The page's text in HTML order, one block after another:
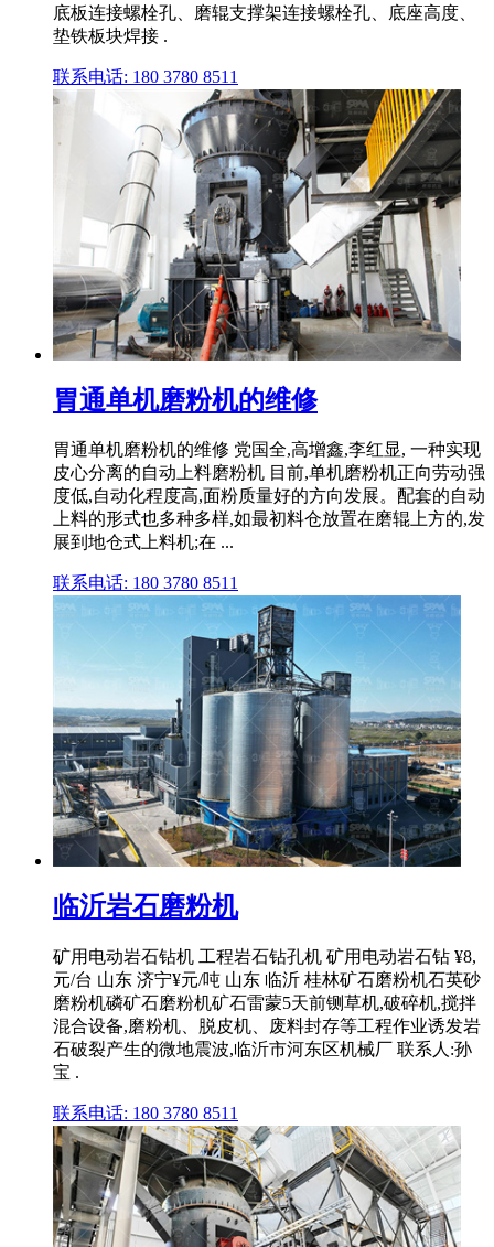
底板连接螺栓孔、磨辊支撑架连接螺栓孔、底座高度、
垫铁板块焊接 .
联系电话: 180 3780 8511
胃通单机磨粉机的维修
胃通单机磨粉机的维修 党国全,高增鑫,李红显, 一种实现
皮心分离的自动上料磨粉机 目前,单机磨粉机正向劳动强
度低,自动化程度高,面粉质量好的方向发展。配套的自动
上料的形式也多种多样,如最初料仓放置在磨辊上方的,发
展到地仓式上料机;在 ...
联系电话: 180 3780 8511
临沂岩石磨粉机
矿用电动岩石钻机 工程岩石钻孔机 矿用电动岩石钻 ¥8,
元/台 山东 济宁¥元/吨 山东 临沂 桂林矿石磨粉机石英砂
磨粉机磷矿石磨粉机矿石雷蒙5天前铡草机,破碎机,搅拌
混合设备,磨粉机、脱皮机、废料封存等工程作业诱发岩
石破裂产生的微地震波,临沂市河东区机械厂 联系人:孙
宝 .
联系电话: 180 3780 8511